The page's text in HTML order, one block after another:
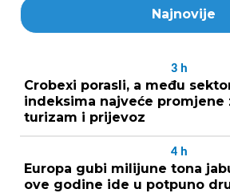
Najnovije
3 h
Crobexi porasli, a među
indeksima najveće promjene
turizam i prijevoz
4 h
Europa gubi milijune tona
ove godine ide u potpuno